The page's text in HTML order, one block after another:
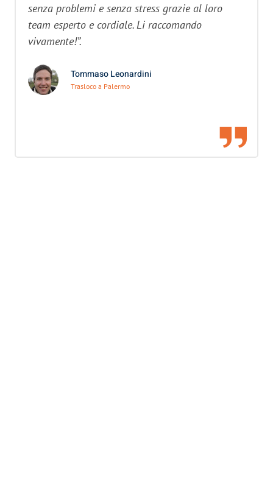
senza problemi e senza stress grazie al loro
team esperto e cordiale. Li raccomando
vivamente!”.
Tommaso Leonardini
Trasloco a Palermo